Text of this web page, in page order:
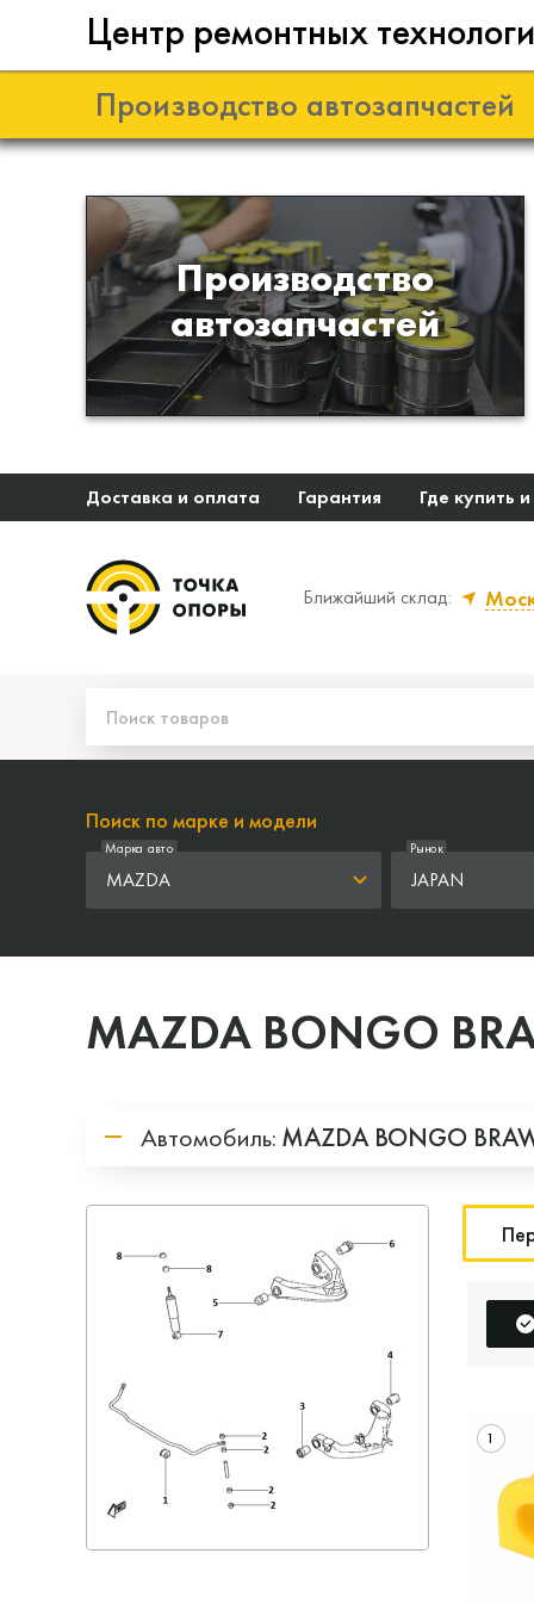
Центр ремонтных
Производство автозапчастей
Производство
автозапчастей
Разработка и
производство деталей из
эластомеров для подвески
автомобиля
Доставка и оплата Гарантия Где купить
Ближайший склад:
Поиск по марке и модели
MAZDA
Марка авто
JAPAN
Рынок
MAZDA BONGO
Автомобиль: MAZDA BONGO
1